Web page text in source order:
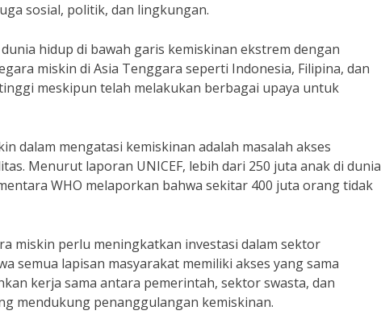
sosial, politik, dan lingkungan.
hidup di bawah garis kemiskinan ekstrem dengan
miskin di Asia Tenggara seperti Indonesia, Filipina, dan
meskipun telah melakukan berbagai upaya untuk
dalam mengatasi kemiskinan adalah masalah akses
Menurut laporan UNICEF, lebih dari 250 juta anak di dunia
WHO melaporkan bahwa sekitar 400 juta orang tidak
miskin perlu meningkatkan investasi dalam sektor
semua lapisan masyarakat memiliki akses yang sama
kerja sama antara pemerintah, sektor swasta, dan
mendukung penanggulangan kemiskinan.